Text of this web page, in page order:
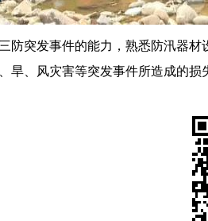
突发事件的能力，熟悉防汛器材
旱、风灾害等突发事件所造成的损